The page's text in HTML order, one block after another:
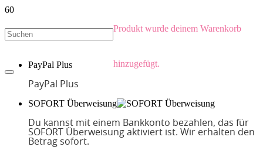
Produkt wurde deinem Warenkorb
hinzugefügt.
PayPal Plus
PayPal Plus
SOFORT Überweisung
Du kannst mit einem Bankkonto bezahlen, das für
SOFORT Überweisung aktiviert ist. Wir erhalten den
Betrag sofort.